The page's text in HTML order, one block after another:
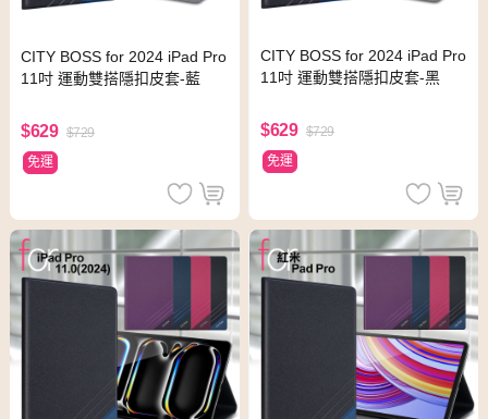
CITY BOSS for 2024 iPad Pro
11吋 運動雙搭隱扣皮套-藍
$629 $729
免運
CITY BOSS for 2024 iPad Pro
11吋 運動雙搭隱扣皮套-黑
$629 $729
免運